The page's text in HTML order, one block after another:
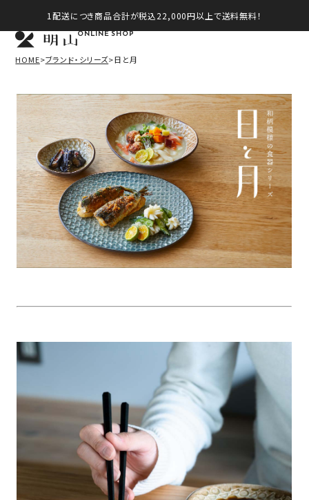
1配送につき商品合計が税込22,000円以上で送料無料！
ONLINE SHOP
HOME ブランド・シリーズ 日と月